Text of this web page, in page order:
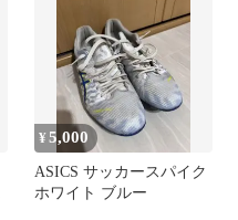
¥5,000
ASICS サッカースパイク
ホワイト ブルー